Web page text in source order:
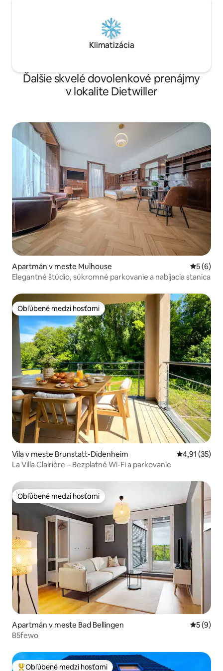
Klimatizácia
Ďalšie skvelé dovolenkové prenájmy
v lokalite Dietwiller
Apartmán v meste Mulhouse
5 (6)
Elegantné štúdio, súkromné parkovanie a nabíjacia stanica
Obľúbené medzi hosťami
Obľúbené medzi hosťami
Vila v meste Brunstatt-Didenheim Priemerné
4,91 (35)
La Villa Clairière – Bezplatné Wi-Fi a parkovanie
Obľúbené medzi hosťami
Obľúbené medzi hosťami
Apartmán v meste Bad Bellingen
5 (9)
B5fewo
Obľúbené medzi hosťami